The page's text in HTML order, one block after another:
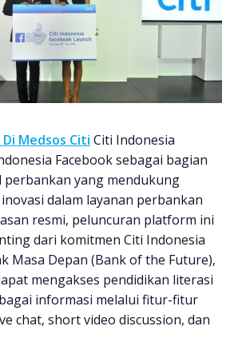
Medsos Citi Citi Indonesia
Facebook sebagai bagian
yang mendukung
dalam layanan perbankan
resmi, peluncuran platform ini
dari komitmen Citi Indonesia
Masa Depan (Bank of the Future),
mengakses pendidikan literasi
informasi melalui fitur-fitur
chat, short video discussion, dan